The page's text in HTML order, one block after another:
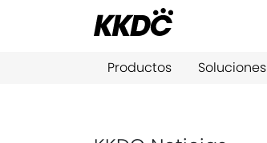
Productos Soluciones